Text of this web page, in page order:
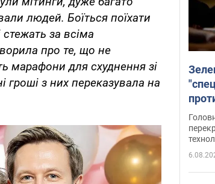
людей. Боїться поїхати
за всіма
про те, що не
марафони для схуднення зі
з них переказувала на